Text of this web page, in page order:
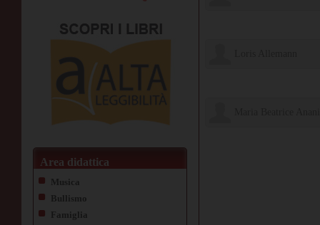
Area didattica
Musica
Bullismo
Famiglia